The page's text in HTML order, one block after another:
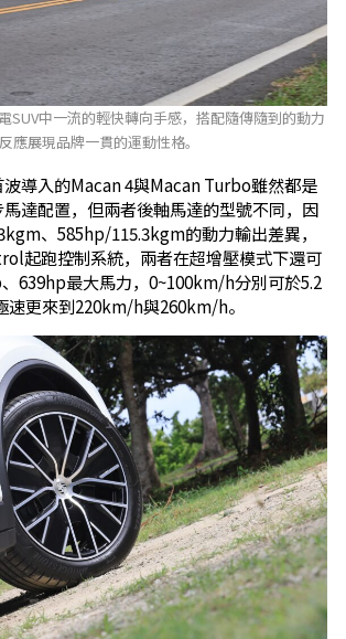
SUV中一流的輕快轉向手感，搭配隨傳隨到的動力
反應展現品牌一貫的運動性格。
導入的Macan 4與Macan Turbo雖然都是
達配置，但兩者後軸馬達的型號不同，因
、585hp/115.3kgm的動力輸出差異，
起跑控制系統，兩者在超增壓模式下還可
639hp最大馬力，0~100km/h分別可於5.2
速更來到220km/h與260km/h。